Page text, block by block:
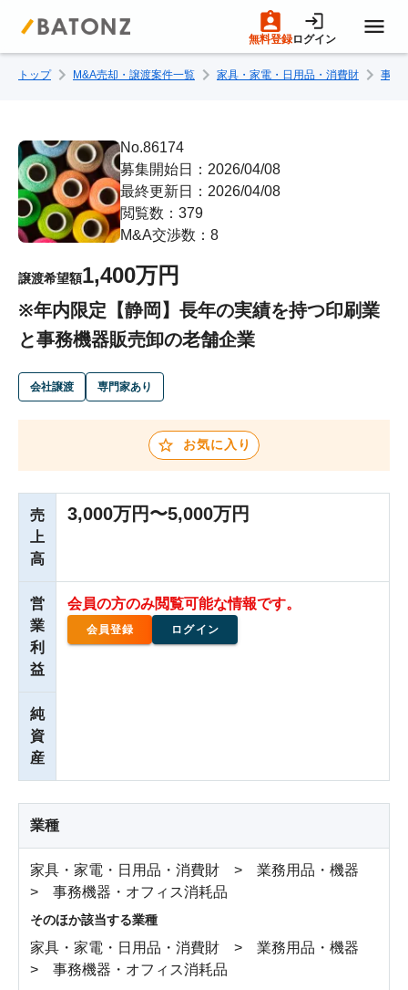
無料登録ログイン
トップページ
M&A案件一覧
売りたい方へ
成約事例
M&A専門家の方へ
トップ M&A売却・譲渡案件一覧 家具・家電・日用品・消費財 事務
No.86174
募集開始日：2026/04/08
最終更新日：2026/04/08
閲覧数：379
M&A交渉数：8
譲渡希望額1,400万円
※年内限定【静岡】長年の実績を持つ印刷業
と事務機器販売卸の老舗企業
会社譲渡 専門家あり
お気に入り
売
上
高
3,000万円〜5,000万円
営
業
利
益
会員の方のみ閲覧可能な情報です。
会員登録 ログイン
純
資
産
業種
家具・家電・日用品・消費財 > 業務用品・機器
> 事務機器・オフィス消耗品
そのほか該当する業種
家具・家電・日用品・消費財 > 業務用品・機器
> 事務機器・オフィス消耗品